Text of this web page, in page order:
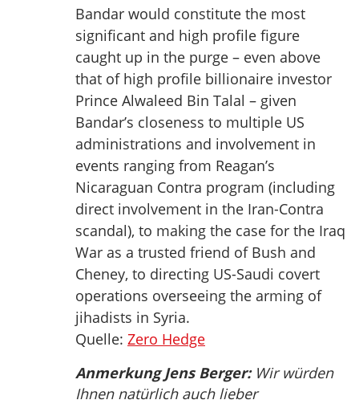
Bandar would constitute the most
significant and high profile figure
caught up in the purge – even above
that of high profile billionaire investor
Prince Alwaleed Bin Talal – given
Bandar’s closeness to multiple US
administrations and involvement in
events ranging from Reagan’s
Nicaraguan Contra program (including
direct involvement in the Iran-Contra
scandal), to making the case for the Iraq
War as a trusted friend of Bush and
Cheney, to directing US-Saudi covert
operations overseeing the arming of
jihadists in Syria.
Quelle: Zero Hedge
Anmerkung Jens Berger:Wir würden
Ihnen natürlich auch lieber